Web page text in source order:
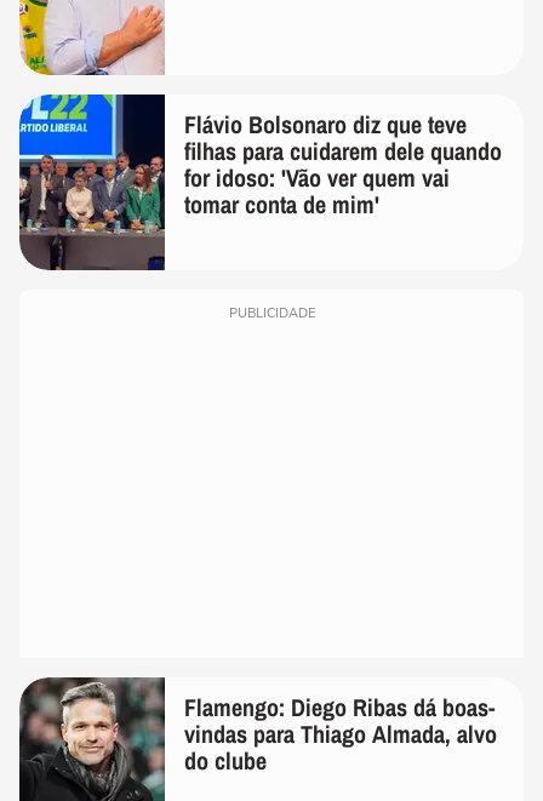
Flávio Bolsonaro diz que teve
filhas para cuidarem dele quando
for idoso: 'Vão ver quem vai
tomar conta de mim'
PUBLICIDADE
Flamengo: Diego Ribas dá boas-
vindas para Thiago Almada, alvo
do clube